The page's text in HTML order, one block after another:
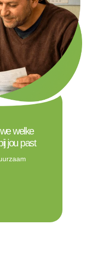
welke
jou past